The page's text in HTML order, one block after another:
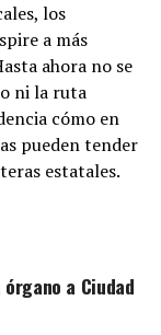
los
a más
ahora no se
ni la ruta
cómo en
pueden tender
estatales.
a Ciudad